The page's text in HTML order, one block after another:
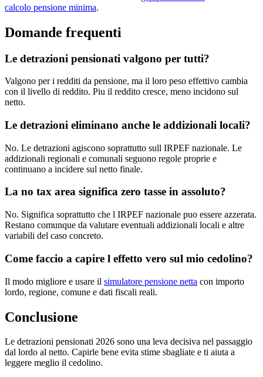
calcolo pensione minima.
Domande frequenti
Le detrazioni pensionati valgono per tutti?
Valgono per i redditi da pensione, ma il loro peso effettivo cambia
con il livello di reddito. Piu il reddito cresce, meno incidono sul
netto.
Le detrazioni eliminano anche le addizionali locali?
No. Le detrazioni agiscono soprattutto sull IRPEF nazionale. Le
addizionali regionali e comunali seguono regole proprie e
continuano a incidere sul netto finale.
La no tax area significa zero tasse in assoluto?
No. Significa soprattutto che l IRPEF nazionale puo essere azzerata.
Restano comunque da valutare eventuali addizionali locali e altre
variabili del caso concreto.
Come faccio a capire l effetto vero sul mio cedolino?
Il modo migliore e usare il simulatore pensione netta con importo
lordo, regione, comune e dati fiscali reali.
Conclusione
Le detrazioni pensionati 2026 sono una leva decisiva nel passaggio
dal lordo al netto. Capirle bene evita stime sbagliate e ti aiuta a
leggere meglio il cedolino.